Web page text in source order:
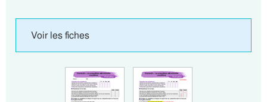
Voir les fiches